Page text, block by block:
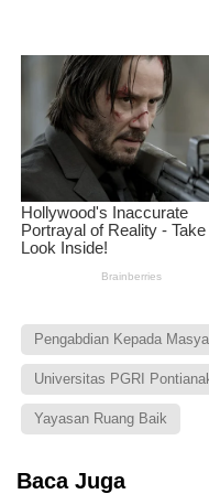
Pengabdian Kepada
Universitas PGRI
Yayasan Ruang Baik
Baca Juga